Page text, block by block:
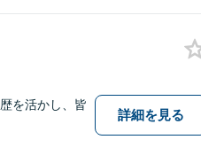
を活かし、皆
詳細を見る